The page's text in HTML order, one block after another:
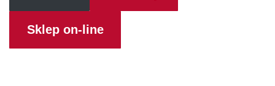
Sklep on-line